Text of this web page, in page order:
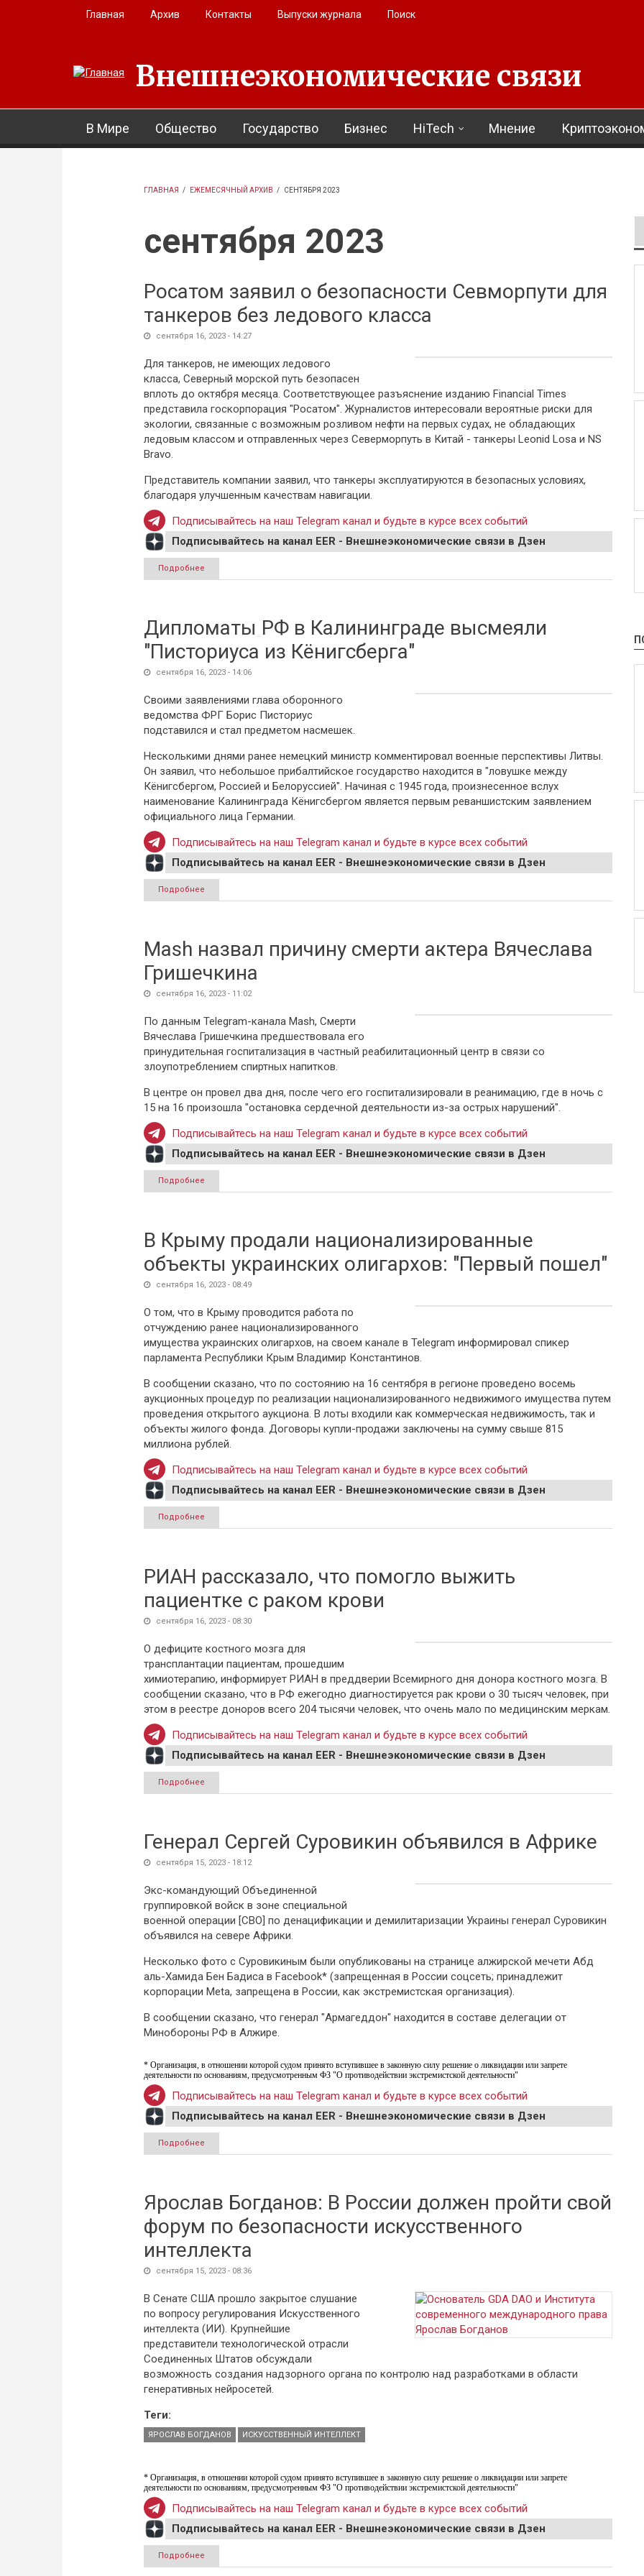
Перейти к основному содержанию
Главная Архив Контакты Выпуски журнала Поиск
Внешнеэкономические связи
В Мире Общество Государство Бизнес HiTech Мнение
ГЛАВНАЯ / ЕЖЕМЕСЯЧНЫЙ АРХИВ / СЕНТЯБРЯ 2023
сентября 2023
Росатом заявил о безопасности Севморпути для
танкеров без ледового класса
сентября 16, 2023 - 14:27
Для танкеров, не имеющих ледового
класса, Северный морской путь безопасен
вплоть до октября месяца. Соответствующее разъяснение изданию Financial Times
представила госкорпорация "Росатом". Журналистов интересовали вероятные риски для
экологии, связанные с возможным розливом нефти на первых судах, не обладающих
ледовым классом и отправленных через Северморпуть в Китай - танкеры Leonid Losa и NS
Bravo.
Представитель компании заявил, что танкеры эксплуатируются в безопасных условиях,
благодаря улучшенным качествам навигации.
Подписывайтесь на наш Telegram канал и будьте в курсе всех событий
Подписывайтесь на канал EER - Внешнеэкономические связи в Дзен
Подробнее
Дипломаты РФ в Калининграде высмеяли
"Писториуса из Кёнигсберга"
сентября 16, 2023 - 14:06
Своими заявлениями глава оборонного
ведомства ФРГ Борис Писториус
подставился и стал предметом насмешек.
Несколькими днями ранее немецкий министр комментировал военные перспективы Литвы.
Он заявил, что небольшое прибалтийское государство находится в "ловушке между
Кёнигсбергом, Россией и Белоруссией". Начиная с 1945 года, произнесенное вслух
наименование Калининграда Кёнигсбергом является первым реваншистским заявлением
официального лица Германии.
Подписывайтесь на наш Telegram канал и будьте в курсе всех событий
Подписывайтесь на канал EER - Внешнеэкономические связи в Дзен
Подробнее
Mash назвал причину смерти актера Вячеслава
Гришечкина
сентября 16, 2023 - 11:02
По данным Telegram-канала Mash, Смерти
Вячеслава Гришечкина предшествовала его
принудительная госпитализация в частный реабилитационный центр в связи со
злоупотреблением спиртных напитков.
В центре он провел два дня, после чего его госпитализировали в реанимацию, где в ночь с
15 на 16 произошла "остановка сердечной деятельности из-за острых нарушений".
Подписывайтесь на наш Telegram канал и будьте в курсе всех событий
Подписывайтесь на канал EER - Внешнеэкономические связи в Дзен
Подробнее
В Крыму продали национализированные
объекты украинских олигархов: "Первый пошел"
сентября 16, 2023 - 08:49
О том, что в Крыму проводится работа по
отчуждению ранее национализированного
имущества украинских олигархов, на своем канале в Telegram информировал спикер
парламента Республики Крым Владимир Константинов.
В сообщении сказано, что по состоянию на 16 сентября в регионе проведено восемь
аукционных процедур по реализации национализированного недвижимого имущества путем
проведения открытого аукциона. В лоты входили как коммерческая недвижимость, так и
объекты жилого фонда. Договоры купли-продажи заключены на сумму свыше 815
миллиона рублей.
Подписывайтесь на наш Telegram канал и будьте в курсе всех событий
Подписывайтесь на канал EER - Внешнеэкономические связи в Дзен
Подробнее
РИАН рассказало, что помогло выжить
пациентке с раком крови
сентября 16, 2023 - 08:30
О дефиците костного мозга для
трансплантации пациентам, прошедшим
химиотерапию, информирует РИАН в преддверии Всемирного дня донора костного мозга. В
сообщении сказано, что в РФ ежегодно диагностируется рак крови о 30 тысяч человек, при
этом в реестре доноров всего 204 тысячи человек, что очень мало по медицинским меркам.
Подписывайтесь на наш Telegram канал и будьте в курсе всех событий
Подписывайтесь на канал EER - Внешнеэкономические связи в Дзен
Подробнее
Генерал Сергей Суровикин объявился в Африке
сентября 15, 2023 - 18:12
Экс-командующий Объединенной
группировкой войск в зоне специальной
военной операции [СВО] по денацификации и демилитаризации Украины генерал Суровикин
объявился на севере Африки.
Несколько фото с Суровикиным были опубликованы на странице алжирской мечети Абд
аль-Хамида Бен Бадиса в Facebook* (запрещенная в России соцсеть; принадлежит
корпорации Meta, запрещена в России, как экстремистская организация).
В сообщении сказано, что генерал "Армагеддон" находится в составе делегации от
Минобороны РФ в Алжире.
* Организация, в отношении которой судом принято вступившее в законную силу решение о ликвидации или запрете
деятельности по основаниям, предусмотренным ФЗ "О противодействии экстремистской деятельности"
Подписывайтесь на наш Telegram канал и будьте в курсе всех событий
Подписывайтесь на канал EER - Внешнеэкономические связи в Дзен
Подробнее
Ярослав Богданов: В России должен пройти свой
форум по безопасности искусственного
интеллекта
сентября 15, 2023 - 08:36
В Сенате США прошло закрытое слушание
по вопросу регулирования Искусственного
интеллекта (ИИ). Крупнейшие
представители технологической отрасли
Соединенных Штатов обсуждали
возможность создания надзорного органа по контролю над разработками в области
генеративных нейросетей.
Теги:
ЯРОСЛАВ БОГДАНОВ ИСКУССТВЕННЫЙ ИНТЕЛЛЕКТ
* Организация, в отношении которой судом принято вступившее в законную силу решение о ликвидации или запрете
деятельности по основаниям, предусмотренным ФЗ "О противодействии экстремистской деятельности"
Подписывайтесь на наш Telegram канал и будьте в курсе всех событий
Подписывайтесь на канал EER - Внешнеэкономические связи в Дзен
Подробнее
интеллекта